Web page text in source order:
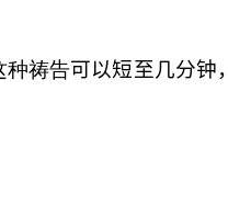
种祷告可以短至几分钟，